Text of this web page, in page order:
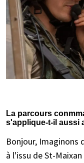
La parcours
s'applique-t-il aussi
Bonjour, Imaginons
à l'issu de St-